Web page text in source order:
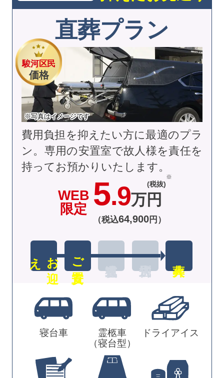
駿河区民
価格
※写真はイメージです
直葬プラン
WEB
限定 5.9万円
(税抜)
（税込64,900円）
お
迎
え ご安置
費用負担を抑えたい方に最適のプラ
ン。専用の安置室で故人様を責任を
持ってお預かりいたします。
寝台車
霊柩車
（寝台型）
ドライアイス